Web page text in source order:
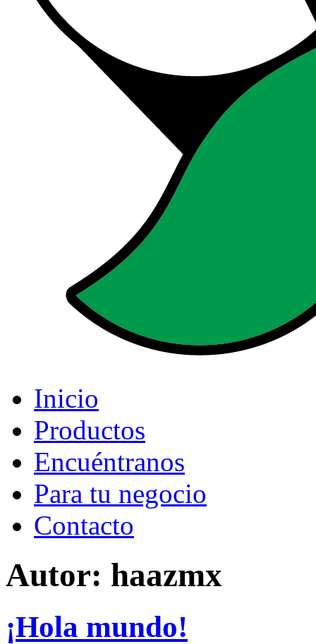
Inicio
Productos
Encuéntranos
Para tu negocio
Contacto
Autor: haazmx
¡Hola mundo!